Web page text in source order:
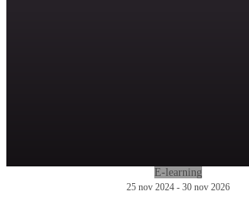
E-learning
25 nov 2024 - 30 nov 2026